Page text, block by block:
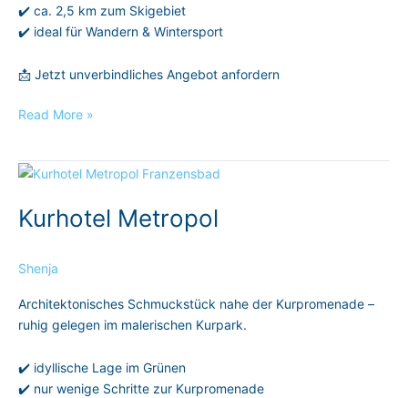
✔️ ca. 2,5 km zum Skigebiet
✔️ ideal für Wandern & Wintersport
📩 Jetzt unverbindliches Angebot anfordern
Read More »
Kurhotel Metropol
Shenja
Architektonisches Schmuckstück nahe der Kurpromenade –
ruhig gelegen im malerischen Kurpark.
✔️ idyllische Lage im Grünen
✔️ nur wenige Schritte zur Kurpromenade
Kurhotel